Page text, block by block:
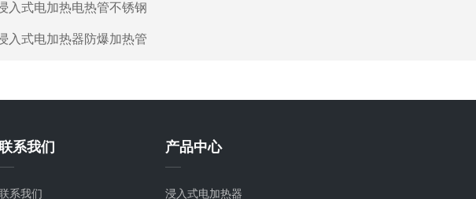
入式电加热电热管不锈钢
入式电加热器防爆加热管
系我们
系我们
产品中心
浸入式电加热器